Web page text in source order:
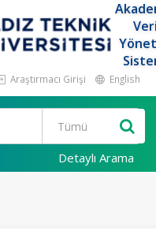
Araştırmacı Girişi English
Detaylı Arama